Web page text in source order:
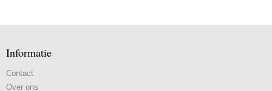
Informatie
Contact
Over ons